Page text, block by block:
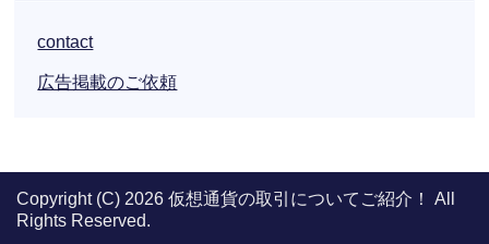
contact
広告掲載のご依頼
Copyright (C) 2026 仮想通貨の取引についてご紹介！ All
Rights Reserved.